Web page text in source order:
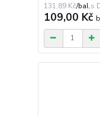
131,89 Kč/bal.
109,00 Kč